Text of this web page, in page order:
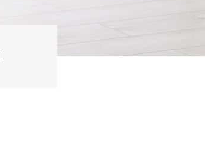
交联管系列